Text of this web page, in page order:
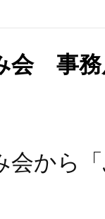
会 事務
会から